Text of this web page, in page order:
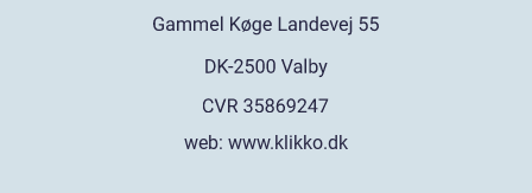
web: www.klikko.dk